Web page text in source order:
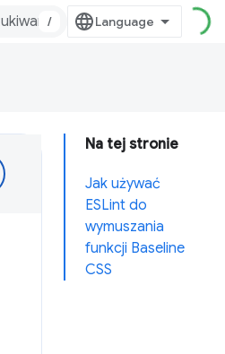
/
Na tej stronie
Jak używać
ESLint do
wymuszania
funkcji Baseline
CSS